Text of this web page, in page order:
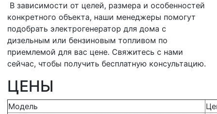
В зависимости от целей, размера и особенностей
конкретного объекта, наши менеджеры помогут
подобрать электрогенератор для дома с
дизельным или бензиновым топливом по
приемлемой для вас цене. Свяжитесь с нами
сейчас, чтобы получить бесплатную консультацию.
ЦЕНЫ
Модель